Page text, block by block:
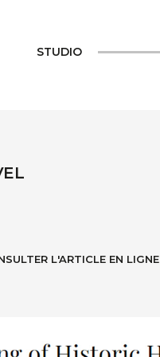
STUDIO
L'ARTICLE EN LIGNE